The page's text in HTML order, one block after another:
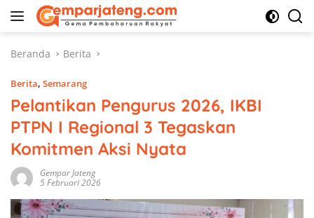
Langsung
Beranda
Berita
Berita, Semarang
Pelantikan Pengurus 2026, IKBI
PTPN I Regional 3 Tegaskan
Komitmen Aksi Nyata
Gempar Jateng
5 Februari 2026